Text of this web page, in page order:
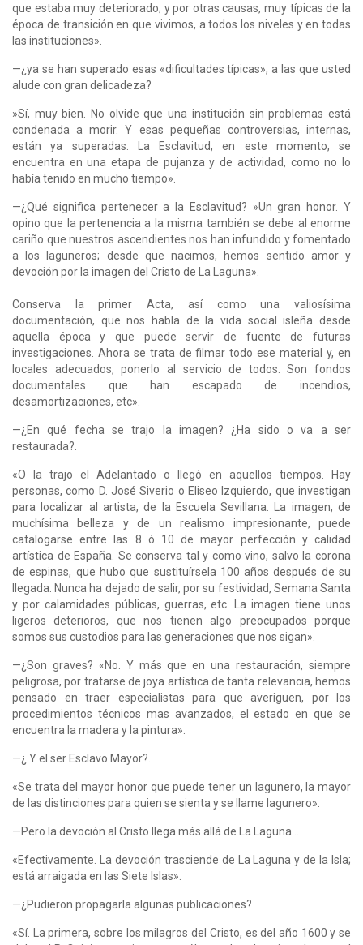
que estaba muy deteriorado; y por otras causas, muy típicas de la
época de transición en que vivimos, a todos los niveles y en todas
las instituciones».
—¿ya se han superado esas «dificultades típicas», a las que usted
alude con gran delicadeza?
»Sí, muy bien. No olvide que una institución sin problemas está
condenada a morir. Y esas pequeñas controversias, internas,
están ya superadas. La Esclavitud, en este momento, se
encuentra en una etapa de pujanza y de actividad, como no lo
había tenido en mucho tiempo».
—¿Qué significa pertenecer a la Esclavitud? »Un gran honor. Y
opino que la pertenencia a la misma también se debe al enorme
cariño que nuestros ascendientes nos han infundido y fomentado
a los laguneros; desde que nacimos, hemos sentido amor y
devoción por la imagen del Cristo de La Laguna».
Conserva la primer Acta, así como una valiosísima
documentación, que nos habla de la vida social isleña desde
aquella época y que puede servir de fuente de futuras
investigaciones. Ahora se trata de filmar todo ese material y, en
locales adecuados, ponerlo al servicio de todos. Son fondos
documentales que han escapado de incendios,
desamortizaciones, etc».
—¿En qué fecha se trajo la imagen? ¿Ha sido o va a ser
restaurada?.
«O la trajo el Adelantado o llegó en aquellos tiempos. Hay
personas, como D. José Siverio o Eliseo Izquierdo, que investigan
para localizar al artista, de la Escuela Sevillana. La imagen, de
muchísima belleza y de un realismo impresionante, puede
catalogarse entre las 8 ó 10 de mayor perfección y calidad
artística de España. Se conserva tal y como vino, salvo la corona
de espinas, que hubo que sustituírsela 100 años después de su
llegada. Nunca ha dejado de salir, por su festividad, Semana Santa
y por calamidades públicas, guerras, etc. La imagen tiene unos
ligeros deterioros, que nos tienen algo preocupados porque
somos sus custodios para las generaciones que nos sigan».
—¿Son graves? «No. Y más que en una restauración, siempre
peligrosa, por tratarse de joya artística de tanta relevancia, hemos
pensado en traer especialistas para que averiguen, por los
procedimientos técnicos mas avanzados, el estado en que se
encuentra la madera y la pintura».
—¿ Y el ser Esclavo Mayor?.
«Se trata del mayor honor que puede tener un lagunero, la mayor
de las distinciones para quien se sienta y se llame lagunero».
—Pero la devoción al Cristo llega más allá de La Laguna...
«Efectivamente. La devoción trasciende de La Laguna y de la Isla;
está arraigada en las Siete Islas».
—¿Pudieron propagarla algunas publicaciones?
«Sí. La primera, sobre los milagros del Cristo, es del año 1600 y se